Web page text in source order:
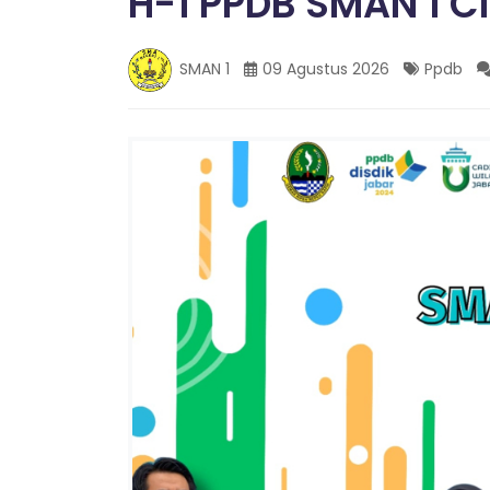
G
A
T
A
SMAN 1 09 Agustus 2026 Ppdb